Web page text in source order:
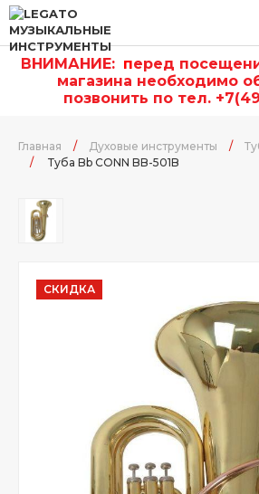
ВНИМАНИЕ: перед
магазина необходимо
позвонить по тел.
Главная / Духовые инструменты /
/
Туба Bb CONN BB-501B
СКИДКА